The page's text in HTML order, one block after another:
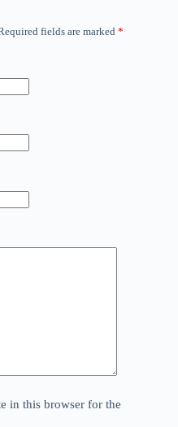
fields are marked *
in this browser for the